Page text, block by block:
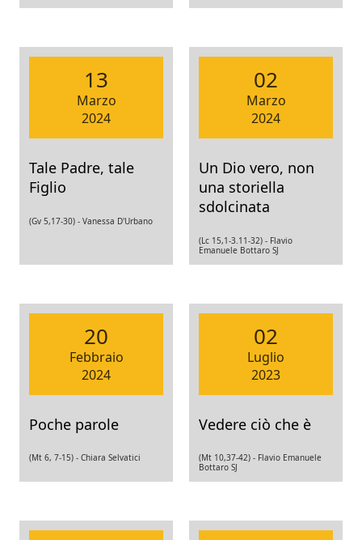
13
Marzo
2024
Tale Padre, tale
Figlio
(Gv 5,17-30) - Vanessa D'Urbano
02
Marzo
2024
Un Dio vero, non
una storiella
sdolcinata
(Lc 15,1-3.11-32) - Flavio
Emanuele Bottaro SJ
20
Febbraio
2024
Poche parole
(Mt 6, 7-15) - Chiara Selvatici
02
Luglio
2023
Vedere ciò che è
(Mt 10,37-42) - Flavio Emanuele
Bottaro SJ